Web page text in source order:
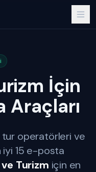
İçin
Araçları
operatörleri ve
15 e-posta
Turizm için en